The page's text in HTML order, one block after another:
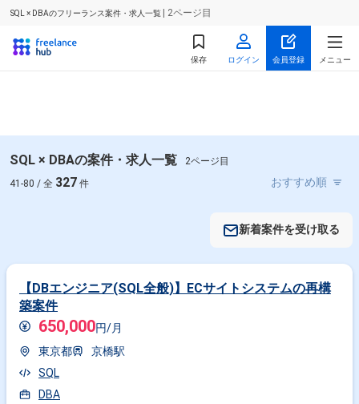
SQL × DBAのフリーランス案件・求人一覧 | 2ページ目
保存 ログイン 会員登録 メニュー
SQL × DBAの案件・求人一覧
2ページ目
41-80 / 全 327 件
新着案件を受け取る
【DBエンジニア(SQL全般)】ECサイトシステムの再構
築案件
650,000円/月
東京都
京橋駅
SQL
DBA